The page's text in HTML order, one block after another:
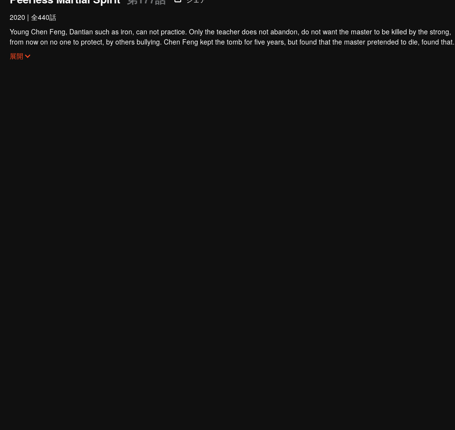
2020 | 全440話
Young Chen Feng, Dantian such as iron, can not practice. Only the teacher does not abandon, do not want the master to be killed by the strong,
from now on no one to protect, by others bullying. Chen Feng kept the tomb for five years, but found that the master pretended to die, found that
the master left the supreme dragon blood, mysterious ancient tripod. From then on, Chen Feng rose up against the sky, set foot on the road to find
the master and become the strong.
展開